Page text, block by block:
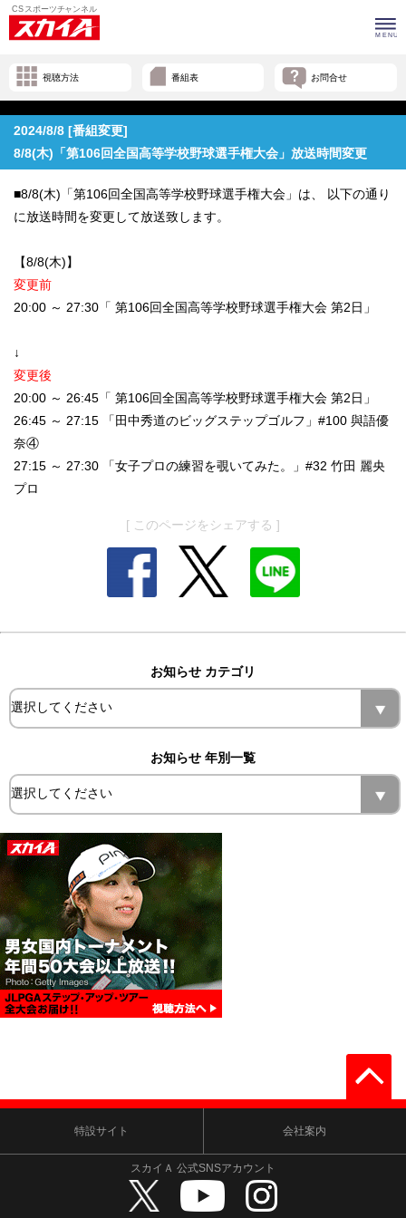
視聴方法 番組表 お問合せ
2024/8/8 [番組変更]
8/8(木)「第106回全国高等学校野球選手権大会」放送時間変更
■8/8(木)「第106回全国高等学校野球選手権大会」は、 以下の通り
に放送時間を変更して放送致します。
【8/8(木)】
変更前
20:00 ～ 27:30「 第106回全国高等学校野球選手権大会 第2日」
↓
変更後
20:00 ～ 26:45「 第106回全国高等学校野球選手権大会 第2日」
26:45 ～ 27:15 「田中秀道のビッグステップゴルフ」#100 與語優
奈④
27:15 ～ 27:30 「女子プロの練習を覗いてみた。」#32 竹田 麗央
プロ
[ このページをシェアする ]
お知らせ カテゴリ
お知らせ 年別一覧
特設サイト 会社案内
スカイＡ 公式SNSアカウント